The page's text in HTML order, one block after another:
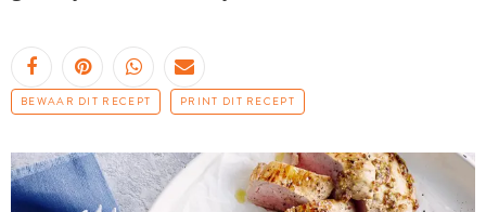
BEWAAR DIT RECEPT PRINT DIT RECEPT